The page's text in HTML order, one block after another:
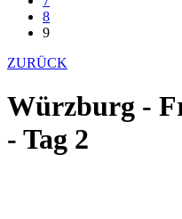
8
9
ZURÜCK
Würzburg -
- Tag 2